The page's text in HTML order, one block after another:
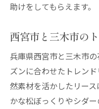
助けをしてもらえます。
西宮市と三木市の
兵庫県西宮市と三木市
ズンに合わせたトレン
然素材を活かしたリー
かな松ぼっくりやシダ